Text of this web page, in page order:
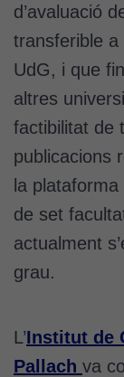
d’avaluació
transferible
UdG, i que
altres
factibilitat de
publicacions
la
de set
actualment
grau.
L’Institut de
Pallach va